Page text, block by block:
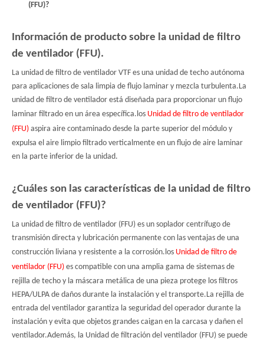
(FFU)?
Información de producto sobre la unidad de filtro
de ventilador (FFU).
La unidad de filtro de ventilador VTF es una unidad de techo autónoma
para aplicaciones de sala limpia de flujo laminar y mezcla turbulenta.La
unidad de filtro de ventilador está diseñada para proporcionar un flujo
laminar filtrado en un área específica.los Unidad de filtro de ventilador
(FFU) aspira aire contaminado desde la parte superior del módulo y
expulsa el aire limpio filtrado verticalmente en un flujo de aire laminar
en la parte inferior de la unidad.
¿Cuáles son las características de la unidad de filtro
de ventilador (FFU)?
La unidad de filtro de ventilador (FFU) es un soplador centrífugo de
transmisión directa y lubricación permanente con las ventajas de una
construcción liviana y resistente a la corrosión.los Unidad de filtro de
ventilador (FFU) es compatible con una amplia gama de sistemas de
rejilla de techo y la máscara metálica de una pieza protege los filtros
HEPA/ULPA de daños durante la instalación y el transporte.La rejilla de
entrada del ventilador garantiza la seguridad del operador durante la
instalación y evita que objetos grandes caigan en la carcasa y dañen el
ventilador.Además, la Unidad de filtración del ventilador (FFU) se puede